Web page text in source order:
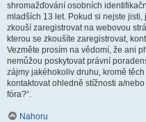
shromažďování osobních
mladších 13 let. Pokud si nejste
zkouší zaregistrovat na webovou
kterou se zkoušíte zaregistrovat,
Vezměte prosím na vědomí, že ani
nemůžou poskytovat právní
zájmy jakéhokoliv druhu, kromě
kontaktovat ohledně stížnosti a/
fóra?“.
Nahoru